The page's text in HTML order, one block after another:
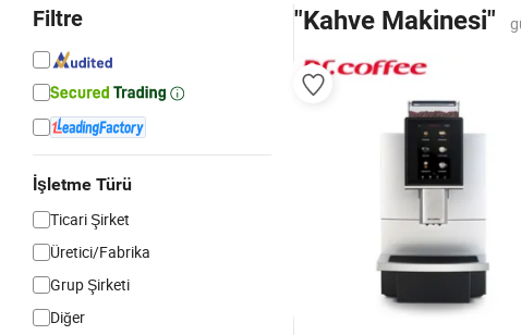
Filtre
İşletme Türü
Ticari Şirket
Üretici/Fabrika
Grup Şirketi
Diğer
"Kahve Makinesi"